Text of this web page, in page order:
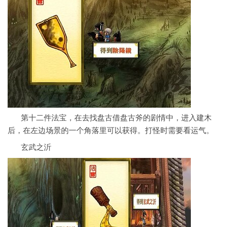
第十二件法宝，在去找盘古借盘古斧的剧情中，进入建木
后，在左边场景的一个角落里可以获得。打怪时需要看运气。
玄武之沂